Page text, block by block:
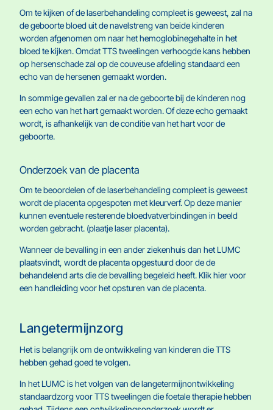
Om te kijken of de laserbehandeling compleet is geweest, zal na
de geboorte bloed uit de navelstreng van beide kinderen
worden afgenomen om naar het hemoglobinegehalte in het
bloed te kijken. Omdat TTS tweelingen verhoogde kans hebben
op hersenschade zal op de couveuse afdeling standaard een
echo van de hersenen gemaakt worden.
In sommige gevallen zal er na de geboorte bij de kinderen nog
een echo van het hart gemaakt worden. Of deze echo gemaakt
wordt, is afhankelijk van de conditie van het hart voor de
geboorte.
Onderzoek van de placenta
Om te beoordelen of de laserbehandeling compleet is geweest
wordt de placenta opgespoten met kleurverf. Op deze manier
kunnen eventuele resterende bloedvatverbindingen in beeld
worden gebracht. (plaatje laser placenta).
Wanneer de bevalling in een ander ziekenhuis dan het LUMC
plaatsvindt, wordt de placenta opgestuurd door de de
behandelend arts die de bevalling begeleid heeft. Klik hier voor
een handleiding voor het opsturen van de placenta.
Langetermijnzorg
Het is belangrijk om de ontwikkeling van kinderen die TTS
hebben gehad goed te volgen.
In het LUMC is het volgen van de langetermijnontwikkeling
standaardzorg voor TTS tweelingen die foetale therapie hebben